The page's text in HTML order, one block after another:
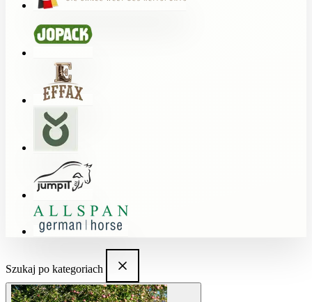
Szukaj po kategoriach